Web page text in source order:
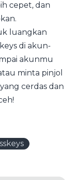
cepet, dan
luangkan
di akun-
akunmu
minta pinjol
cerdas dan